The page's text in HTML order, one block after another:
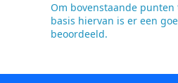
Om bovenstaande
basis hiervan is er een
beoordeeld.